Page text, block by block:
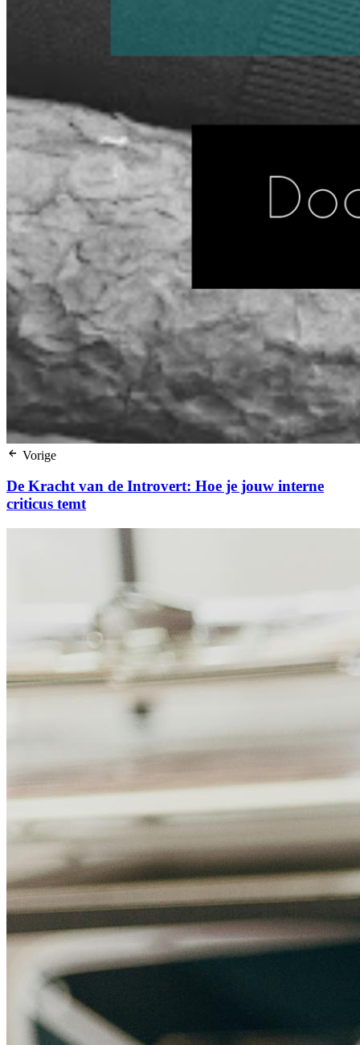
Vorige
De Kracht van de Introvert: Hoe je jouw interne
criticus temt